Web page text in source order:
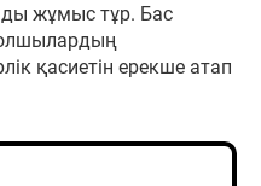
жұмыс тұр. Бас
қасиетін ерекше атап